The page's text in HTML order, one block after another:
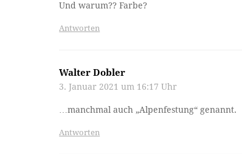
Und warum?? Farbe?
Antworten
Walter Dobler
3. Januar 2021 um 16:17 Uhr
…manchmal auch „Alpenfestung“ genannt.
Antworten